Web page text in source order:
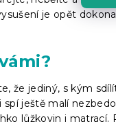
je opět
že jediný, s kým
spí ještě malí
lůžkovin i